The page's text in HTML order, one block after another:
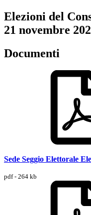
Elezioni del
21 novembre
Documenti
Sede Seggio Elettorale
pdf - 264 kb